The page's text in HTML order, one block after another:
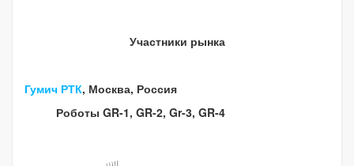
Участники рынка
Гумич РТК, Москва, Россия
Роботы GR-1, GR-2, Gr-3, GR-4